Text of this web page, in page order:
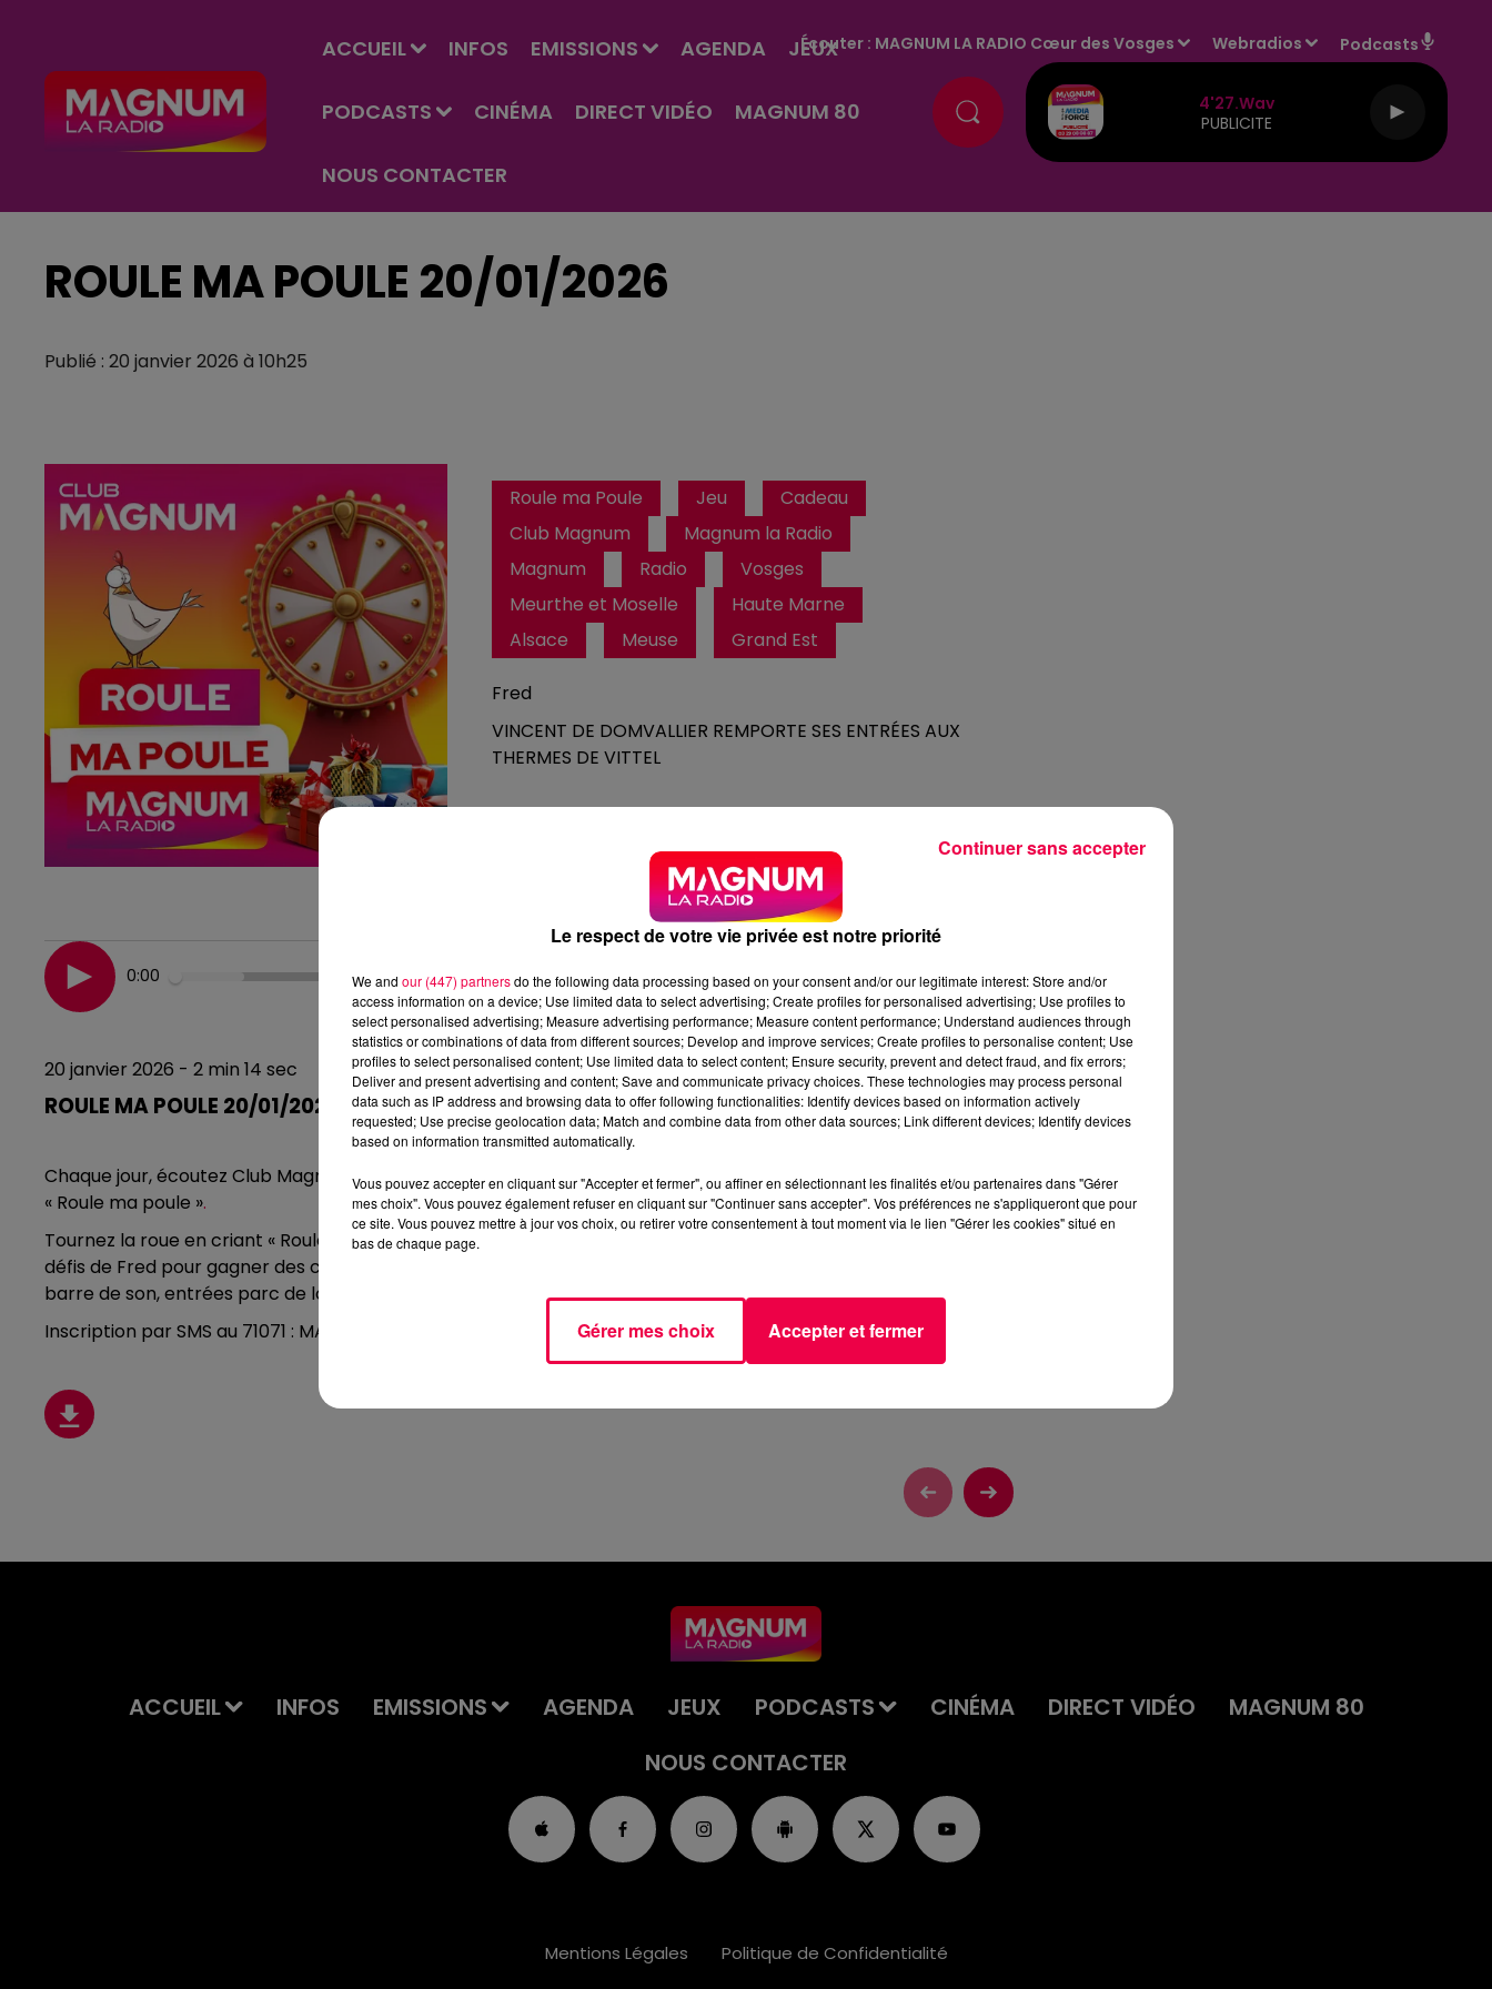
ACCUEIL INFOS EMISSIONS AGENDA JEUX
PODCASTS CINÉMA DIRECT VIDÉO MAGNUM 80
NOUS CONTACTER
Écouter : MAGNUM LA RADIO Cœur des Vosges Webradios Podcasts
4'27.wav
PUBLICITE
ROULE MA POULE 20/01/2026
Publié : 20 janvier 2026 à 10h25
Roule ma Poule Jeu
Cadeau
Club Magnum
Magnum la Radio
Magnum
Radio
Vosges
Meurthe et Moselle
Haute Marne
Alsace
Meuse Grand Est
Fred
VINCENT DE DOMVALLIER REMPORTE SES ENTRÉES AUX
THERMES DE VITTEL
0:00 2 min 14 sec
20 janvier 2026 - 2 min 14 sec
ROULE MA POULE 20/01/2026
Chaque jour, écoutez Club Magnum avecFredentre 9h et 13h et gagnez des centaines de cadeaux en jouant à
« Roule ma poule ».
Tournez la roue en criant « Roule ma poule »,plus vous criez fort, plus la roue va tourner. Répondez ensuite aux
défis de Fred pour gagner des cadeaux : AirPods, enceintes connectées JBL, vidéoprojecteurs, appareils photo,
barre de son, entrées parc de loisirs etc…
Inscription par SMS au 71071 : MAGNUM + POULE + vos coordonnées (0,75cts + prix du SMS).
ACCUEIL INFOS EMISSIONS AGENDA JEUX PODCASTS CINÉMA DIRECT VIDÉO
MAGNUM 80
NOUS CONTACTER
Mentions Légales Politique de Confidentialité
Le respect de votre vie privée est notre priorité
We and our (447) partnersdo the following data processing based on your consent and/or our legitimate interest: Store and/or
access information on a device; Use limited data to select advertising; Create profiles for personalised advertising; Use profiles to
select personalised advertising; Measure advertising performance; Measure content performance; Understand audiences through
statistics or combinations of data from different sources; Develop and improve services; Create profiles to personalise content; Use
profiles to select personalised content; Use limited data to select content; Ensure security, prevent and detect fraud, and fix errors;
Deliver and present advertising and content; Save and communicate privacy choices. These technologies may process personal
data such as IP address and browsing data to offer following functionalities: Identify devices based on information actively
requested; Use precise geolocation data; Match and combine data from other data sources; Link different devices; Identify devices
based on information transmitted automatically.
Vous pouvez accepter en cliquant sur "Accepter et fermer", ou affiner en sélectionnant les finalités et/ou partenaires dans "Gérer
mes choix". Vous pouvez également refuser en cliquant sur "Continuer sans accepter". Vos préférences ne s'appliqueront que pour
ce site. Vous pouvez mettre à jour vos choix, ou retirer votre consentement à tout moment via le lien "Gérer les cookies" situé en
bas de chaque page.
Gérer mes choix Accepter et fermer
Continuer sans accepter